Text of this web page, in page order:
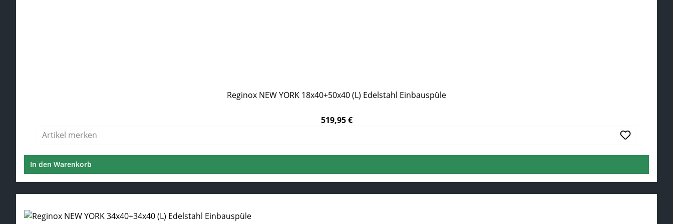
Reginox NEW YORK 18x40+50x40 (L) Edelstahl Einbauspüle
519,95 €
Artikel merken
In den Warenkorb